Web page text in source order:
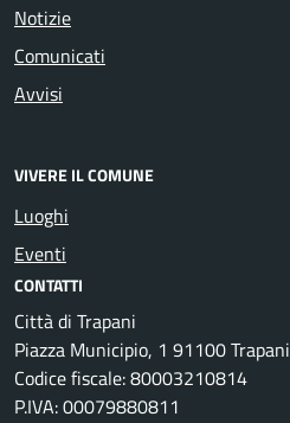
Notizie
Comunicati
Avvisi
VIVERE IL COMUNE
Luoghi
Eventi
CONTATTI
Città di Trapani
Piazza Municipio, 1 91100 Trapani
Codice fiscale: 80003210814
P.IVA: 00079880811